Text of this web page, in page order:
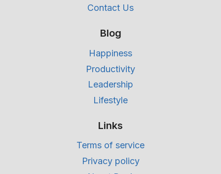
Contact Us
Blog
Happiness
Productivity
Leadership
Lifestyle
Links
Terms of service
Privacy policy